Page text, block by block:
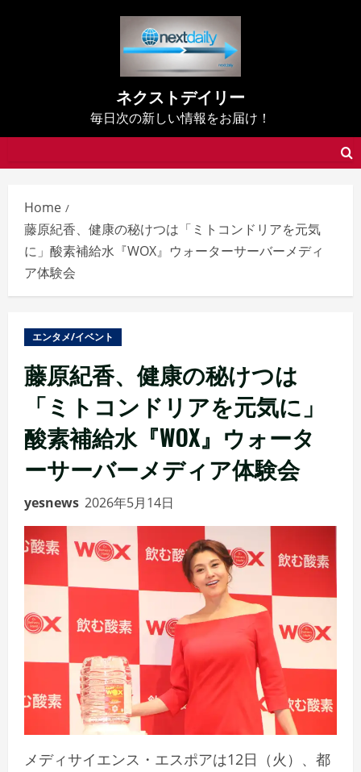
ネクストデイリー
毎日次の新しい情報をお届け！
Home
藤原紀香、健康の秘けつは「ミトコンドリアを元気
に」酸素補給水『WOX』ウォーターサーバーメディ
ア体験会
エンタメ/イベント
藤原紀香、健康の秘けつは
「ミトコンドリアを元気に」
酸素補給水『WOX』ウォータ
ーサーバーメディア体験会
yesnews 2026年5月14日
メディサイエンス・エスポアは12日（火）、都